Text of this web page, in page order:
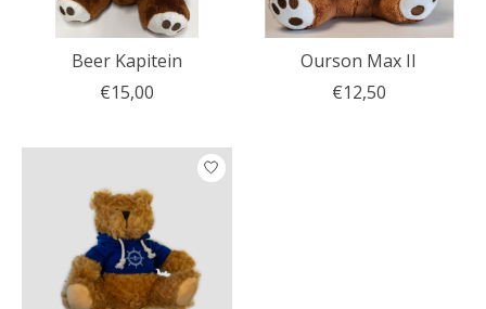
Beer Kapitein
€15,00
Ourson Max II
€12,50